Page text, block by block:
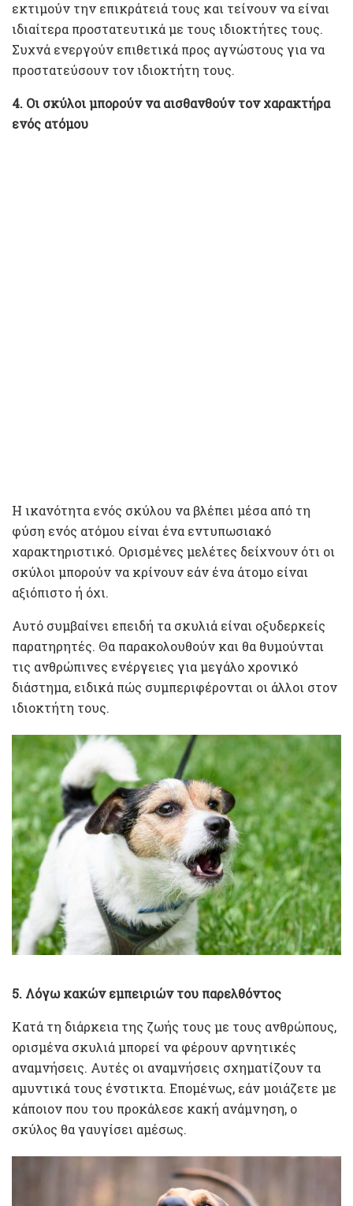
εκτιμούν την επικράτειά τους και τείνουν να είναι
ιδιαίτερα προστατευτικά με τους ιδιοκτήτες τους.
Συχνά ενεργούν επιθετικά προς αγνώστους για να
προστατεύσουν τον ιδιοκτήτη τους.
4. Οι σκύλοι μπορούν να αισθανθούν τον χαρακτήρα
ενός ατόμου
Η ικανότητα ενός σκύλου να βλέπει μέσα από τη
φύση ενός ατόμου είναι ένα εντυπωσιακό
χαρακτηριστικό. Ορισμένες μελέτες δείχνουν ότι οι
σκύλοι μπορούν να κρίνουν εάν ένα άτομο είναι
αξιόπιστο ή όχι.
Αυτό συμβαίνει επειδή τα σκυλιά είναι οξυδερκείς
παρατηρητές. Θα παρακολουθούν και θα θυμούνται
τις ανθρώπινες ενέργειες για μεγάλο χρονικό
διάστημα, ειδικά πώς συμπεριφέρονται οι άλλοι στον
ιδιοκτήτη τους.
5. Λόγω κακών εμπειριών του παρελθόντος
Κατά τη διάρκεια της ζωής τους με τους ανθρώπους,
ορισμένα σκυλιά μπορεί να φέρουν αρνητικές
αναμνήσεις. Αυτές οι αναμνήσεις σχηματίζουν τα
αμυντικά τους ένστικτα. Επομένως, εάν μοιάζετε με
κάποιον που του προκάλεσε κακή ανάμνηση, ο
σκύλος θα γαυγίσει αμέσως.